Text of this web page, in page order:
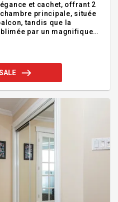
et cachet, offrant 2
principale, située
tandis que la
par un magnifique
Un couloir mène à un
dotée d'un vaste
au salon
moderne et le charme
of